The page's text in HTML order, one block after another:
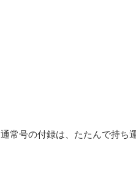
通常号の付録は、たたんで持ち